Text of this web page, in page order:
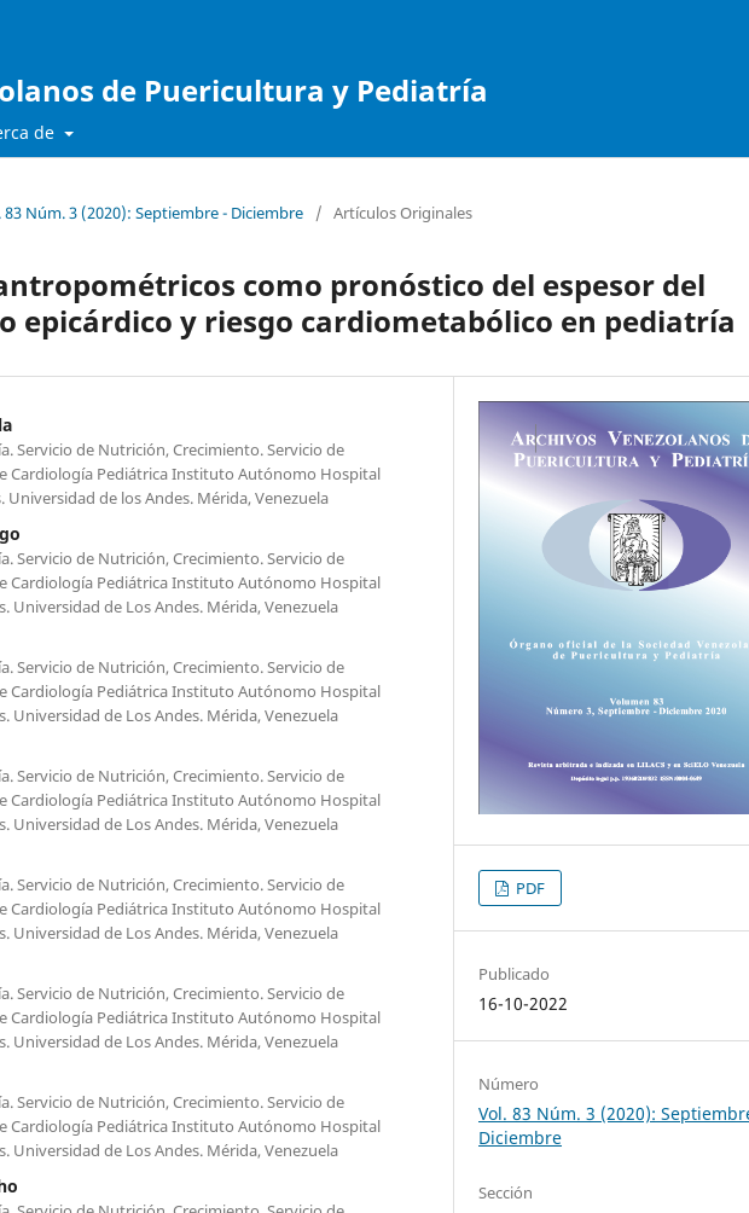
de Puericultura y Pediatría
de
83 Núm. 3 (2020): Septiembre - Diciembre / Artículos Originales
como pronóstico del espesor del
epicárdico y riesgo cardiometabólico en pediatría
Servicio de Nutrición, Crecimiento. Servicio de
Cardiología Pediátrica Instituto Autónomo Hospital
Universidad de los Andes. Mérida, Venezuela
Servicio de Nutrición, Crecimiento. Servicio de
Cardiología Pediátrica Instituto Autónomo Hospital
Universidad de Los Andes. Mérida, Venezuela
Servicio de Nutrición, Crecimiento. Servicio de
Cardiología Pediátrica Instituto Autónomo Hospital
Universidad de Los Andes. Mérida, Venezuela
Servicio de Nutrición, Crecimiento. Servicio de
Cardiología Pediátrica Instituto Autónomo Hospital
Universidad de Los Andes. Mérida, Venezuela
Servicio de Nutrición, Crecimiento. Servicio de
Cardiología Pediátrica Instituto Autónomo Hospital
Universidad de Los Andes. Mérida, Venezuela
Servicio de Nutrición, Crecimiento. Servicio de
Cardiología Pediátrica Instituto Autónomo Hospital
Universidad de Los Andes. Mérida, Venezuela
Servicio de Nutrición, Crecimiento. Servicio de
Cardiología Pediátrica Instituto Autónomo Hospital
Universidad de Los Andes. Mérida, Venezuela
PDF
Publicado
16-10-2022
Número
Vol. 83 Núm. 3 (2020):
Diciembre
Sección